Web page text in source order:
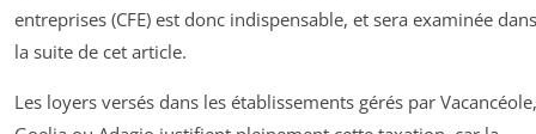
entreprises (CFE) est donc indispensable, et sera examinée dans
la suite de cet article.
Les loyers versés dans les établissements gérés par Vacancéole,